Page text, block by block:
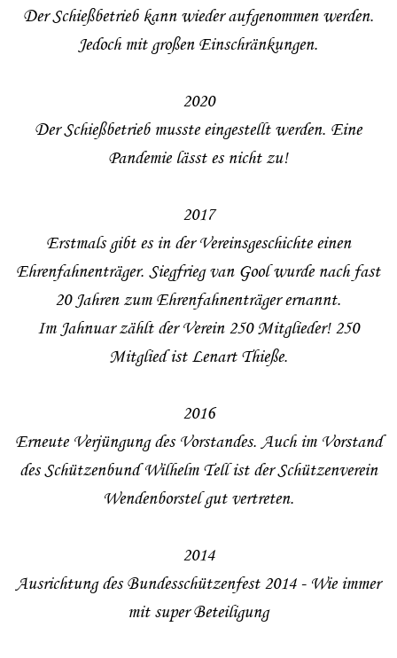
Der Schießbetrieb kann wieder aufgenommen werden.
Jedoch mit großen Einschränkungen.
2020
Der Schießbetrieb musste eingestellt werden. Eine
Pandemie lässt es nicht zu!
2017
Erstmals gibt es in der Vereinsgeschichte einen
Ehrenfahnenträger. Siegfrieg van Gool wurde nach fast
20 Jahren zum Ehrenfahnenträger ernannt.
Im Jahnuar zählt der Verein 250 Mitglieder! 250
Mitglied ist Lenart Thieße.
2016
Erneute Verjüngung des Vorstandes. Auch im Vorstand
des Schützenbund Wilhelm Tell ist der Schützenverein
Wendenborstel gut vertreten.
2014
Ausrichtung des Bundesschützenfest 2014 - Wie immer
mit super Beteiligung